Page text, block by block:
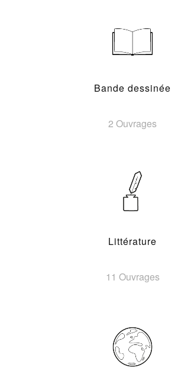
Bande dessinée
2 Ouvrages
Littérature
11 Ouvrages